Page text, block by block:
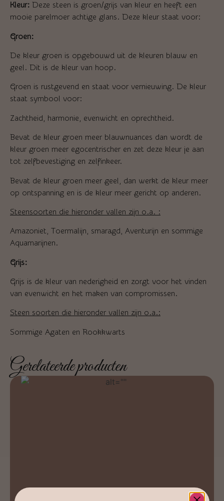
Kleur: Deze steen is groen/grijs van kleur en heeft een
mooie parelmoer achtige glans. Deze kleur staat voor:
Groen:
De kleur groen is opgebouwd uit de kleuren blauw en
geel. Dit is de kleur van hoop.
Groen is rustgevend en staat voor vernieuwing. De kleur
staat symbool voor:
Zachtheid, harmonie, evenwicht en oprechtheid.
Bevat de kleur groen meer blauwnuances dan wordt de
kleur groen meer egocentrischer en zet deze kleur je aan
tot zelfbevestiging en zelfinkeer.
Bevat de kleur groen meer geel, dan werkt de kleur meer
op ontspanning en is de kleur meer gericht op anderen.
Steensoorten die hieronder vallen zijn o.a. :
Amazoniet, Toermalijn, smaragd, Aventurijn en sommige
Aquamarijnen.
Grijs:
Grijs is de kleur van nederigheid en zorgt voor het vinden
van evenwicht en het maken van compromissen.
Steen soorten die hieronder vallen zijn o.a.:
Sommige Agaten en Rookkwarts
Gerelateerde producten